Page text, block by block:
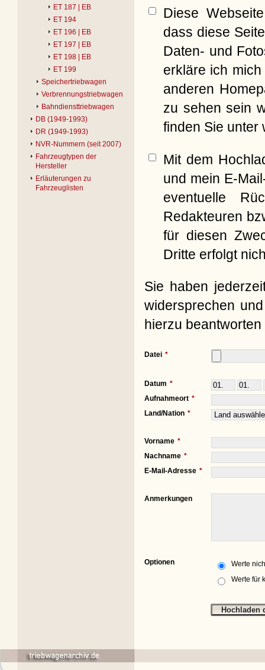
ET 187 | EB
ET 194
ET 196 | EB
ET 197 | EB
ET 198 | EB
ET 199
Speichertriebwagen
Verbrennungstriebwagen
Bahndiensttriebwagen
DB (1949-1993)
DR (1949-1993)
NVR-Nummern (seit 2007)
Fahrzeugtypen der
Hersteller
Erläuterungen zu
Fahrzeuglisten
Diese
dass diese
Daten- und
erkläre ich
anderen
zu sehen sein
finden Sie unter
Mit dem
und mein E-
eventuelle
Redakteuren
für diesen
Dritte erfolgt
Sie haben
widersprechen
hierzu
Datei
Datum
Aufnahmeort
Land/Nation
Vorname
Nachname
E-Mail-Adresse
Anmerkungen
Optionen
Werte
Werte für